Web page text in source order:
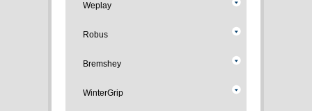
Weplay
Robus
Bremshey
WinterGrip